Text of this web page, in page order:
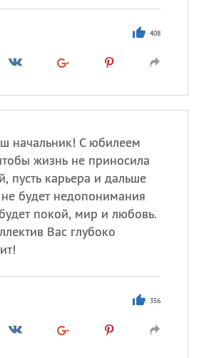
408
начальник! С юбилеем
жизнь не приносила
пусть карьера и дальше
не будет недопонимания
покой, мир и любовь.
Вас глубоко
356